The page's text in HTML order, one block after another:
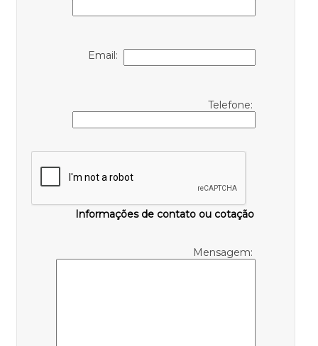
Email:
Telefone:
Informações de contato ou cotação
Mensagem: